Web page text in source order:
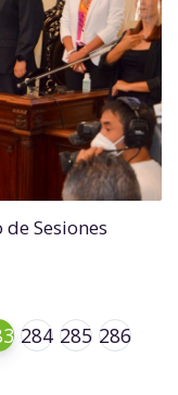
Sesiones
284 285 286